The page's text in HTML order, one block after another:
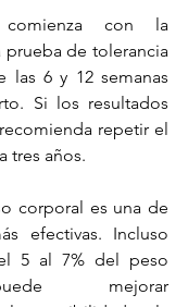
comienza con la
prueba de tolerancia
las 6 y 12 semanas
Si los resultados
repetir el
tres años.
corporal es una de
efectivas. Incluso
5 al 7% del peso
mejorar